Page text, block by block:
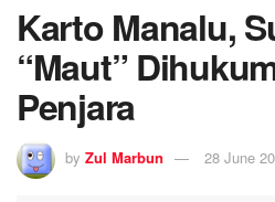
Karto Manalu,
“Maut”
Penjara
by Zul Marbun 28 June